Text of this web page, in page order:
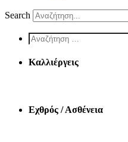
Search
Screen
reader
text
Καλλιέργεις
Εχθρός / Ασθένεια